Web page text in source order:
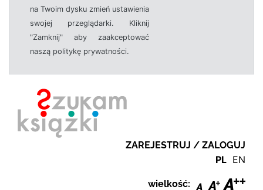
na Twoim dysku zmień ustawienia
swojej przeglądarki. Kliknij
"Zamknij" aby zaakceptować
naszą politykę prywatności.
ZAREJESTRUJ / ZALOGUJ
PL EN
wielkość: